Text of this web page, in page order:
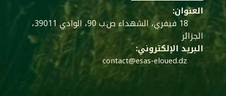
العنوان:
18 فيفري، الشهداء ص.ب 90، الوادي 39011،
الجزائر
البريد الإلكتروني:
contact@esas-eloued.dz